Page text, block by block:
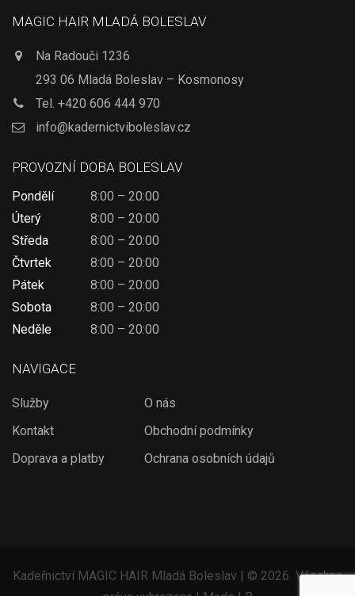
MAGIC HAIR MLADÁ BOLESLAV
Na Radouči 1236
293 06 Mladá Boleslav – Kosmonosy
Tel. +420 606 444 970
info@kadernictviboleslav.cz
PROVOZNÍ DOBA BOLESLAV
Pondělí
8:00 – 20:00
Úterý
8:00 – 20:00
Středa
8:00 – 20:00
Čtvrtek
8:00 – 20:00
Pátek
8:00 – 20:00
Sobota
8:00 – 20:00
Neděle
8:00 – 20:00
NAVIGACE
Služby
O nás
Kontakt
Obchodní podmínky
Doprava a platby
Ochrana osobních údajů
Kadeřnictví MAGIC HAIR Mladá Boleslav | © 2026 Všechna